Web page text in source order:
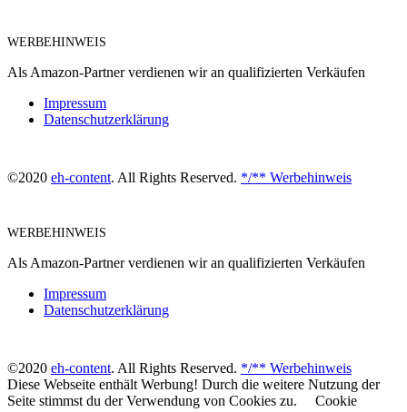
WERBEHINWEIS
Als Amazon-Partner verdienen wir an qualifizierten Verkäufen
Impressum
Datenschutzerklärung
©2020 eh-content. All Rights Reserved. */** Werbehinweis
WERBEHINWEIS
Als Amazon-Partner verdienen wir an qualifizierten Verkäufen
Impressum
Datenschutzerklärung
©2020 eh-content. All Rights Reserved. */** Werbehinweis
Diese Webseite enthält Werbung! Durch die weitere Nutzung der
Seite stimmst du der Verwendung von Cookies zu.
Cookie